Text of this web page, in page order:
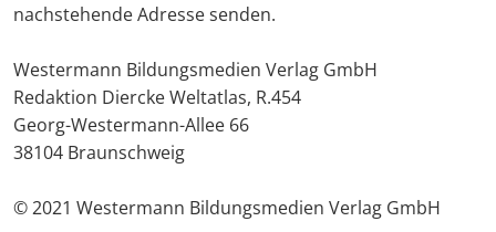
nachstehende Adresse senden.
Westermann Bildungsmedien Verlag GmbH
Redaktion Diercke Weltatlas, R.454
Georg-Westermann-Allee 66
38104 Braunschweig
© 2021 Westermann Bildungsmedien Verlag GmbH